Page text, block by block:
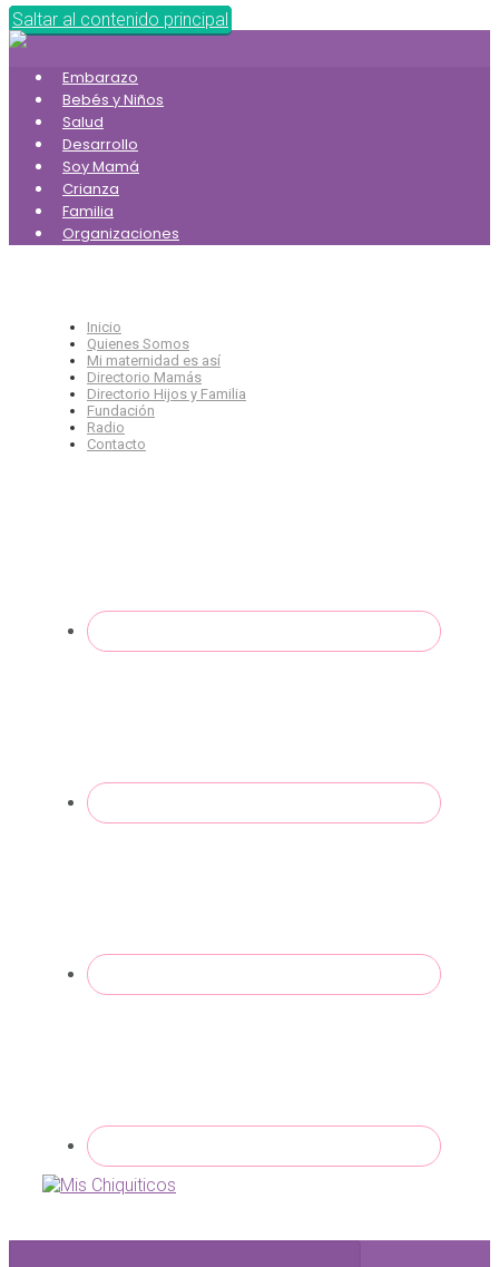
Saltar al contenido principal
Embarazo
Bebés y Niños
Salud
Desarrollo
Soy Mamá
Crianza
Familia
Organizaciones
Inicio
Quienes Somos
Mi maternidad es así
Directorio Mamás
Directorio Hijos y Familia
Fundación
Radio
Contacto